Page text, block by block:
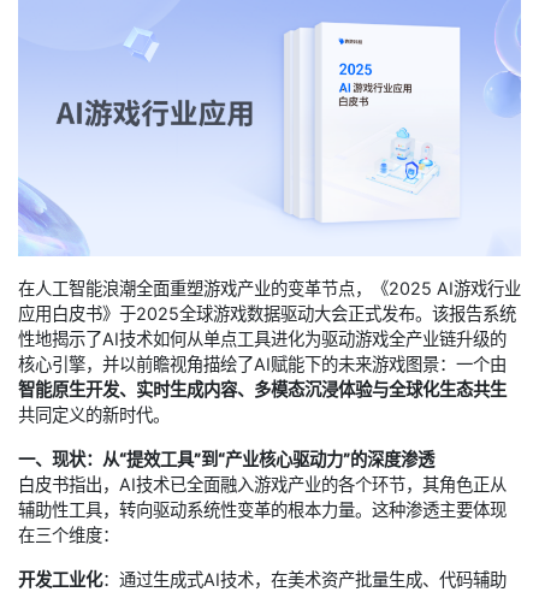
在人工智能浪潮全面重塑游戏产业的变革节点，《2025 AI游戏行业
应用白皮书》于2025全球游戏数据驱动大会正式发布。该报告系统
性地揭示了AI技术如何从单点工具进化为驱动游戏全产业链升级的
核心引擎，并以前瞻视角描绘了AI赋能下的未来游戏图景：一个由
智能原生开发、实时生成内容、多模态沉浸体验与全球化生态共生
共同定义的新时代。
一、现状：从“提效工具”到“产业核心驱动力”的深度渗透
白皮书指出，AI技术已全面融入游戏产业的各个环节，其角色正从
辅助性工具，转向驱动系统性变革的根本力量。这种渗透主要体现
在三个维度：
开发工业化：通过生成式AI技术，在美术资产批量生成、代码辅助